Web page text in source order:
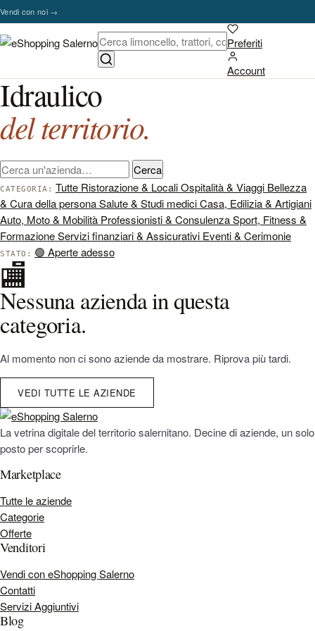
Vai al contenuto
Vendi con noi →
Preferiti
Account
Idraulico
del territorio.
Cerca un'azienda Cerca
CATEGORIA: Tutte Ristorazione & LocaliOspitalità & Viaggi Bellezza
& Cura della personaSalute & Studi mediciCasa, Edilizia & Artigiani
Auto, Moto & Mobilità Professionisti & ConsulenzaSport, Fitness &
FormazioneServizi finanziari & Assicurativi Eventi & Cerimonie
STATO: 🟢 Aperte adesso
🏬
Nessuna azienda in questa
categoria.
Al momento non ci sono aziende da mostrare. Riprova più tardi.
VEDI TUTTE LE AZIENDE
La vetrina digitale del territorio salernitano. Decine di aziende, un solo
posto per scoprirle.
Marketplace
Tutte le aziende
Categorie
Offerte
Venditori
Vendi con eShopping Salerno
Contatti
Servizi Aggiuntivi
Blog